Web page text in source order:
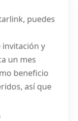
puedes
invitación y
un mes
beneficio
así que